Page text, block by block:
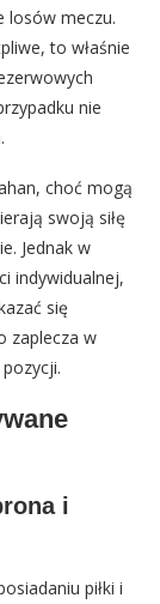
losów meczu.
to właśnie
nie
choć mogą
swoją siłę
Jednak w
indywidualnej,
się
zaplecza w
i
piłki i